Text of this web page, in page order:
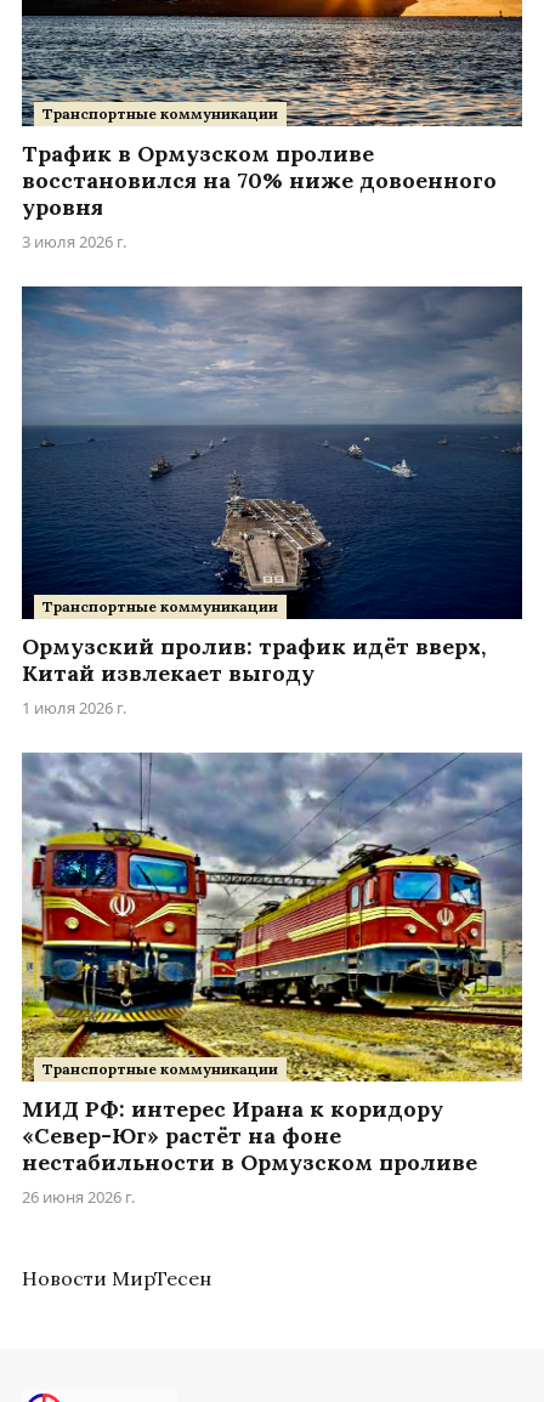
Транспортные коммуникации
Трафик в Ормузском проливе
восстановился на 70% ниже довоенного
уровня
3 июля 2026 г.
Транспортные коммуникации
Ормузский пролив: трафик идёт вверх,
Китай извлекает выгоду
1 июля 2026 г.
Транспортные коммуникации
МИД РФ: интерес Ирана к коридору
«Север-Юг» растёт на фоне
нестабильности в Ормузском проливе
26 июня 2026 г.
Новости МирТесен